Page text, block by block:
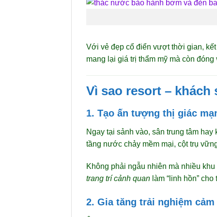
Với vẻ đẹp cổ điển vượt thời gian,
mang lại giá trị thẩm mỹ mà còn
Vì sao resort –
1. Tạo ấn tượng thị giác
Ngay tại sảnh vào, sân trung tâm
tầng nước chảy mềm mại, cột trụ
Không phải ngẫu nhiên mà nhiều
trang trí cảnh quanlàm “linh hồn” cho
2. Gia tăng trải nghiệm